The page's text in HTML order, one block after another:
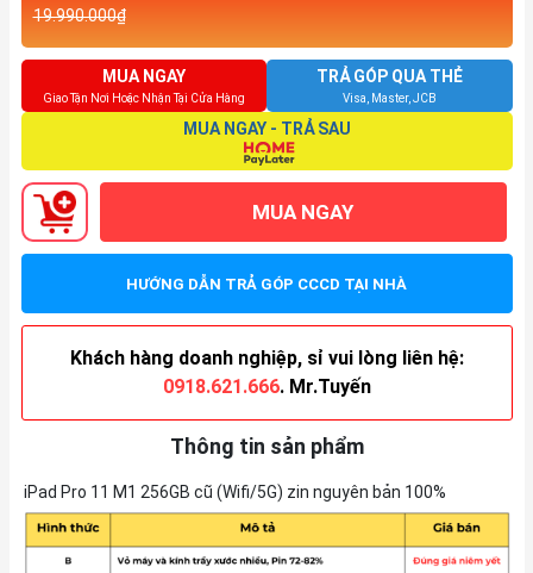
19.990.000₫
MUA NGAY
Giao Tận Nơi Hoặc Nhận Tại Cửa Hàng
TRẢ GÓP QUA THẺ
Visa, Master, JCB
MUA NGAY - TRẢ SAU
MUA NGAY
HƯỚNG DẪN TRẢ GÓP CCCD TẠI NHÀ
Khách hàng doanh nghiệp, sỉ vui lòng liên hệ:
0918.621.666. Mr.Tuyến
Thông tin sản phẩm
iPad Pro 11 M1 256GB cũ (Wifi/5G) zin nguyên bản 100%